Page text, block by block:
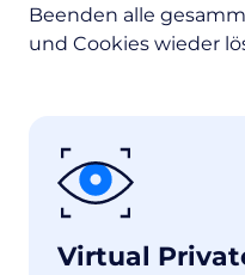
Beenden alle
und Cookies wieder
Virtual